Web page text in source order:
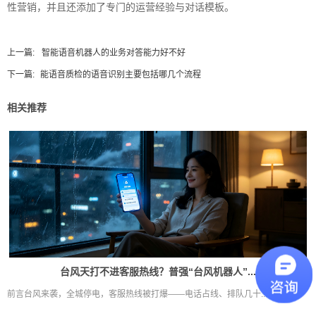
性营销，并且还添加了专门的运营经验与对话模板。
上一篇: 智能语音机器人的业务对答能力好不好
下一篇: 能语音质检的语音识别主要包括哪几个流程
相关推荐
台风天打不进客服热线？普强“台风机器人”...
前言台风来袭，全城停电，客服热线被打爆——电话占线、排队几十...